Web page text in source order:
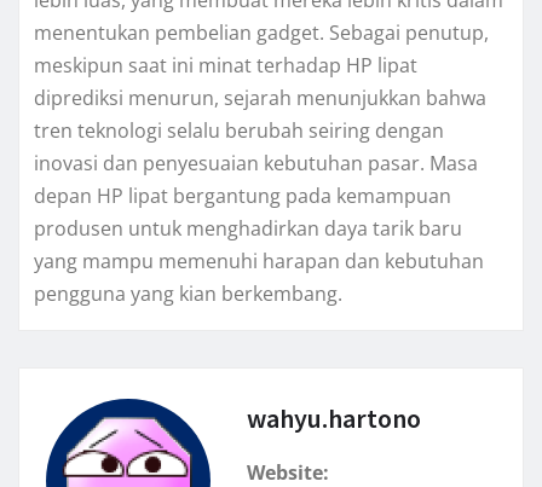
menentukan pembelian gadget. Sebagai penutup,
meskipun saat ini minat terhadap HP lipat
diprediksi menurun, sejarah menunjukkan bahwa
tren teknologi selalu berubah seiring dengan
inovasi dan penyesuaian kebutuhan pasar. Masa
depan HP lipat bergantung pada kemampuan
produsen untuk menghadirkan daya tarik baru
yang mampu memenuhi harapan dan kebutuhan
pengguna yang kian berkembang.
wahyu.hartono
Website: